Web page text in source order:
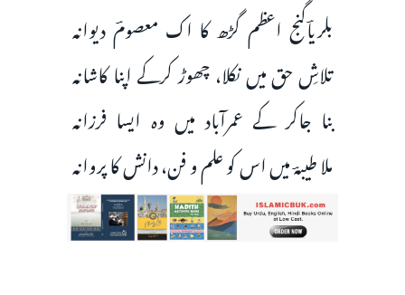
بلریاؔگنج اعظم گڑھ کا اک معصومؔ دیوانہ
تلاشِ حق میں نکلا، چھوڑ کرکے اپنا کاشانہ
بنا جاکر کے عمرآباد میں وہ ایسا فرزانہ
ملا طیبہؔ میں اس کو علم و فن، دانش کا پروانہ